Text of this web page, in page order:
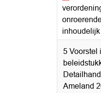
inhoudelijk
5 Voorstel
Ameland